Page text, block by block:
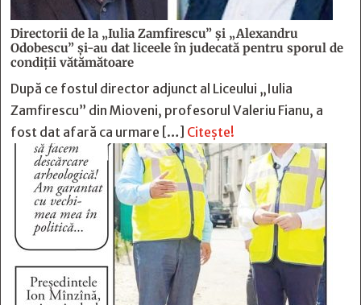
Directorii de la „Iulia Zamfirescu” și „Alexandru
Odobescu” și-au dat liceele în judecată pentru sporul de
condiții vătămătoare
După ce fostul director adjunct al Liceului „Iulia
Zamfirescu” din Mioveni, profesorul Valeriu Fianu, a
fost dat afară ca urmare […] Citește!